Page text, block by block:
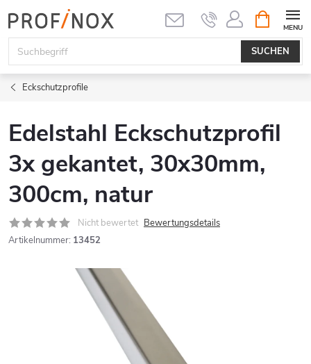
Inhalt
springen
SUCHEN
Eckschutzprofile
Edelstahl Eckschutzprofil
3x gekantet, 30x30mm,
300cm, natur
Nicht bewertet Bewertungsdetails
Artikelnummer: 13452